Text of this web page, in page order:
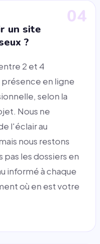
04
un site
?
2 et 4
présence en ligne
selon la
Nous ne
l'éclair au
nous restons
les dossiers en
informé à chaque
où en est votre